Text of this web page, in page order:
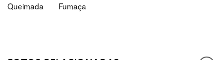
Queimada Fumaça